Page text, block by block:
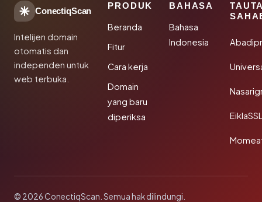
ConectiqScan
Intelijen domain
otomatis dan
independen untuk
web terbuka.
PRODUK
Beranda
Fitur
Cara kerja
Domain
yang baru
diperiksa
BAHASA
Bahasa
Indonesia
© 2026 ConectiqScan. Semua hak dilindungi.